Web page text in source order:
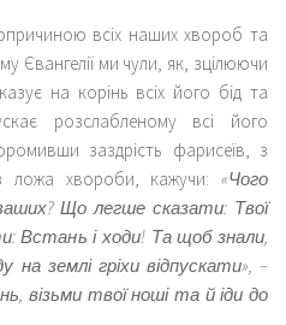
всіх наших хвороб та
Євангелії ми чули, як, зцілюючи
на корінь всіх його бід та
розслабленому всі його
заздрість фарисеїв, з
ложа хвороби, кажучи: «Чого
Що легше сказати: Твої
Встань і ходи! Та щоб знали,
землі гріхи відпускати», –
візьми твої ноші та й іди до